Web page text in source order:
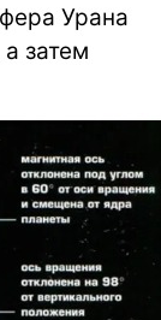
Урана
затем